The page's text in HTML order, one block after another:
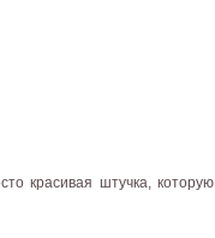
красивая штучка, которую